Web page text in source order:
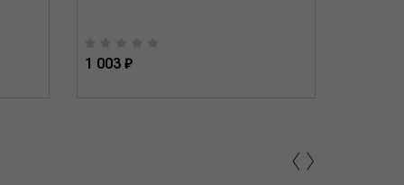
1 003 ₽
‹›